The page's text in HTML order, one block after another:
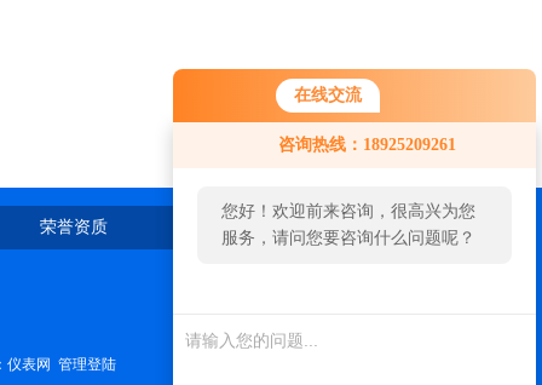
在线交流
咨询热线：18925209261
您好！欢迎前来咨询，很高兴为您
服务，请问您要咨询什么问题呢？
了需求产品，您可以直接在线与我
联系！
荣誉资质 在线留言 联系我们
仪表网 管理登陆